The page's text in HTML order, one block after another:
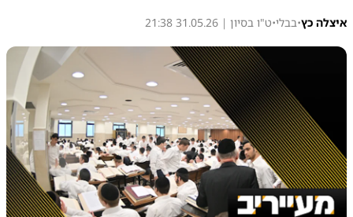
איצלה כץ•בבלי•ט"ו בסיון | 31.05.26 21:38